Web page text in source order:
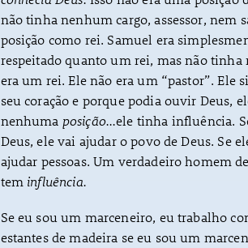
não tinha nenhum cargo, assessor, nem
posição como rei. Samuel era
respeitado quanto um rei, mas não
era um rei. Ele não era um “pastor”. Ele
seu coração e porque podia ouvir Deus,
nenhuma posição…ele tinha influência.
Deus, ele vai ajudar o povo de Deus. Se
ajudar pessoas. Um verdadeiro homem
tem influência.
Se eu sou um marceneiro, eu trabalho
estantes de madeira se eu sou um